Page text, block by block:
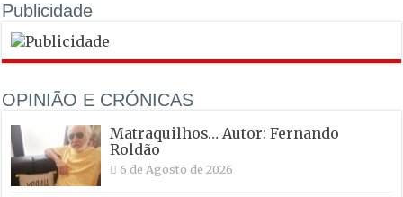
Publicidade
OPINIÃO E CRÓNICAS
Matraquilhos… Autor: Fernando
Roldão
6 de Agosto de 2026